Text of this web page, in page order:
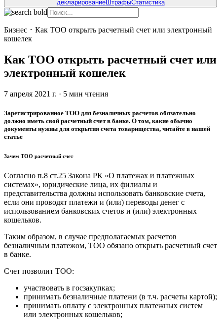
декларированиеШтрафыСтатистика
Бизнес ･ Как ТОО открыть расчетный счет или электронный
кошелек
Как ТОО открыть расчетный счет или
электронный кошелек
7 апреля 2021 г. · 5 мин чтения
Зарегистрированное ТОО для безналичных расчетов обязательно
должно иметь свой расчетный счет в банке. О том, какие обычно
документы нужны для открытия счета товарищества, читайте в нашей
статье
Зачем ТОО расчетный счет
Согласно п.8 ст.25 Закона РК «О платежах и платежных
системах», юридические лица, их филиалы и
представительства должны использовать банковские счета,
если они проводят платежи и (или) переводы денег с
использованием банковских счетов и (или) электронных
кошельков.
Таким образом, в случае предполагаемых расчетов
безналичным платежом, ТОО обязано открыть расчетный счет
в банке.
Счет позволит ТОО:
участвовать в госзакупках;
принимать безналичные платежи (в т.ч. расчеты картой);
принимать оплату с электронных платежных систем
или электронных кошельков;